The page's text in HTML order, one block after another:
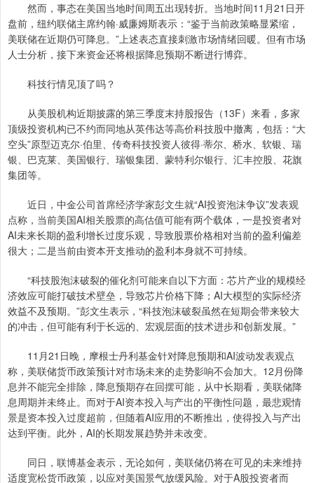
然而，事态在美国当地时间周五出现转折。当地时间11月21日开
盘前，纽约联储主席约翰·威廉姆斯表示：“鉴于当前政策略显紧缩，
美联储在近期仍可降息。”上述表态直接刺激市场情绪回暖。但有市场
人士分析，接下来资金还将根据降息预期不断进行博弈。
科技行情见顶了吗？
从美股机构近期披露的第三季度末持股报告（13F）来看，多家
顶级投资机构已不约而同地从英伟达等高价科技股中撤离，包括：“大
空头”原型迈克尔·伯里、传奇科技投资人彼得·蒂尔、桥水、软银、瑞
银、巴克莱、美国银行、瑞银集团、蒙特利尔银行、汇丰控股、花旗
集团等。
近日，中金公司首席经济学家彭文生就“AI投资泡沫争议”发表观
点称，当前美国AI相关股票的高估值可能有两个载体，一是投资者对
AI未来长期的盈利增长过度乐观，导致股票价格相对当前的盈利偏差
很大；二是当前由资本开支推动的盈利本身就不可持续。
“科技股泡沫破裂的催化剂可能来自以下方面：芯片产业的规模经
济效应可能打破技术壁垒，导致芯片价格下降；AI大模型的实际经济
效益不及预期。”彭文生表示，“科技泡沫破裂虽然在短期会带来较大
的冲击，但可能有利于长远的、宏观层面的技术进步和创新发展。”
11月21日晚，摩根士丹利基金针对降息预期和AI波动发表观点
称，美联储货币政策预计对市场未来的走势影响不会加大。12月份降
息并不能完全排除，降息预期存在回摆可能，从中长期看，美联储降
息周期并未终止。而对于AI资本投入与产出的平衡性问题，最悲观情
景是资本投入过度超前，但随着AI应用的不断推出，使得投入与产出
达到平衡。此外，AI的长期发展趋势并未改变。
同日，联博基金表示，无论如何，美联储仍将在可见的未来维持
适度宽松货币政策，以应对美国景气放缓风险。对于A股投资者而